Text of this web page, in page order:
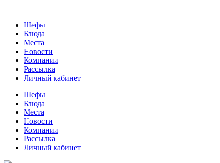
Шефы
Блюда
Места
Новости
Компании
Рассылка
Личный кабинет
Шефы
Блюда
Места
Новости
Компании
Рассылка
Личный кабинет